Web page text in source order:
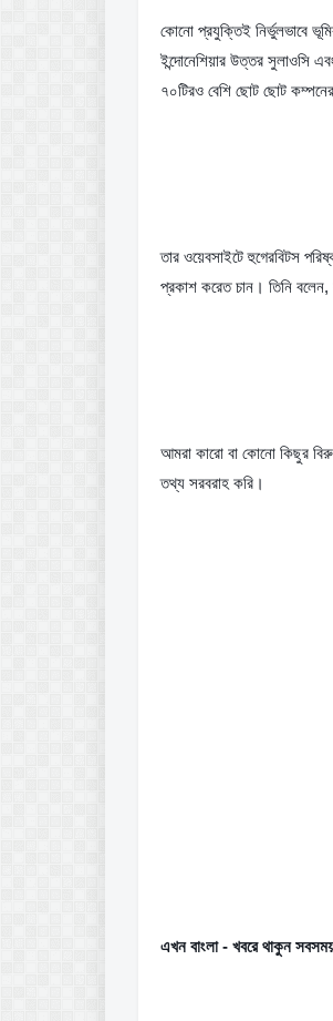
কোনো প্রযুক্তিই নির্ভুলভাবে
ইন্দোনেশিয়ার উত্তর সুলাওসি
৭০টিরও বেশি ছোট ছোট
তার ওয়েবসাইটে হুগেরবিটস
প্রকাশ করেত চান। তিনি বলেন,
আমরা কারো বা কোনো কিছুর
তথ্য সরবরাহ করি।
এখন বাংলা - খবরে থাকুন